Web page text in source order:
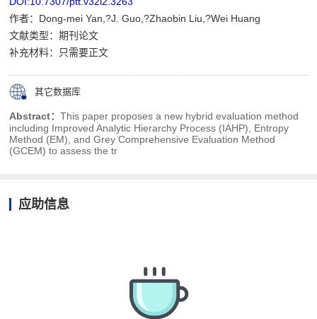
作者：Dong-mei Yan,?J. Guo,?Zhaobin Liu,?Wei Huang
文献类型：期刊论文
补充材料：只需要正文
其它数据库
Abstract：This paper proposes a new hybrid evaluation method
including Improved Analytic Hierarchy Process (IAHP), Entropy
Method (EM), and Grey Comprehensive Evaluation Method
(GCEM) to assess the tr
应助信息